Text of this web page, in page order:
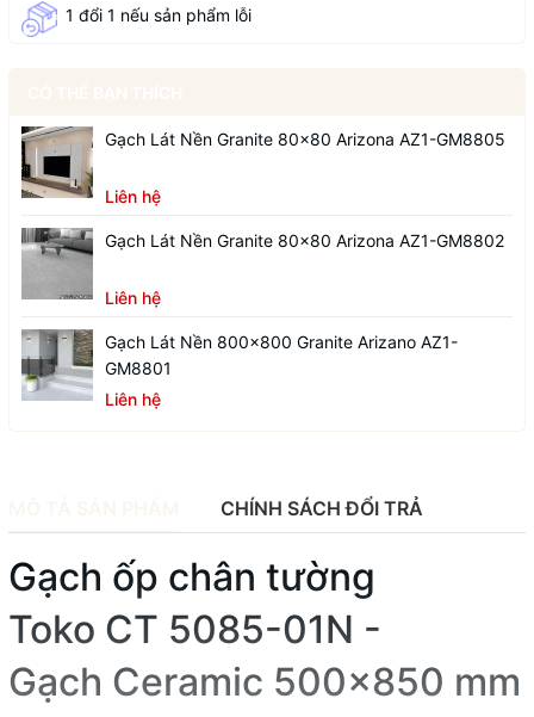
1 đổi 1 nếu sản phẩm lỗi
Gạch Lát Nền Granite 80x80 Arizona AZ1-GM8805
Liên hệ
Gạch Lát Nền Granite 80x80 Arizona AZ1-GM8802
Liên hệ
Gạch Lát Nền 800x800 Granite Arizano AZ1-
GM8801
Liên hệ
CHÍNH SÁCH ĐỔI TRẢ
Gạch ốp chân tường
Toko CT 5085-01N -
Gạch Ceramic 500x850 mm